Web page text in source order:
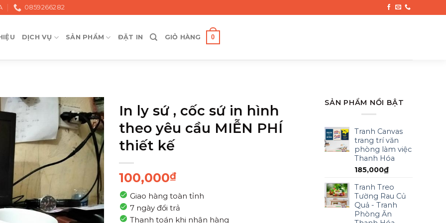
0859266282
DỊCH VỤ SẢN PHẨM ĐẶT IN GIỎ HÀNG 0
In ly sứ , cốc sứ in hình
theo yêu cầu MIỄN PHÍ
thiết kế
100,000₫
Giao hàng toàn tỉnh
7 ngày đổi trả
Thanh toán khi nhận hàng
SẢN PHẨM NỔI BẬT
Tranh Canvas
trang trí văn
phòng làm việc
Thanh Hóa
185,000₫
Tranh Treo
Tường Rau Củ
Quả - Tranh
Phòng Ăn